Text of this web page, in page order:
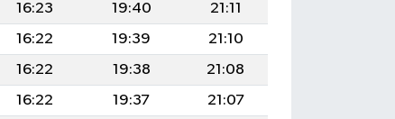
16:23 19:40
21:11
16:22 19:39
21:10
16:22 19:38
21:08
16:22 19:37
21:07